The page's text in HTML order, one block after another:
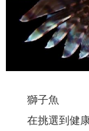
獅子魚
在挑選到健